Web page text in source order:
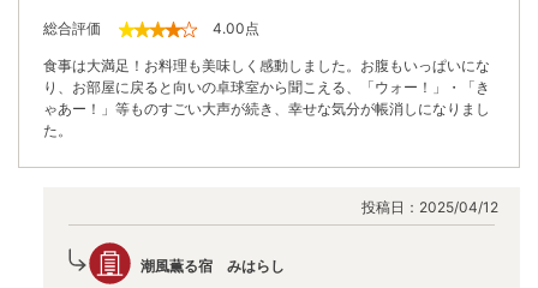
総合評価 4.00点
食事は大満足！お料理も美味しく感動しました。お腹もいっぱいにな
り、お部屋に戻ると向いの卓球室から聞こえる、「ウォー！」・「き
ゃあー！」等ものすごい大声が続き、幸せな気分が帳消しになりまし
た。
投稿日： 2025/04/12
潮風薫る宿 みはらし